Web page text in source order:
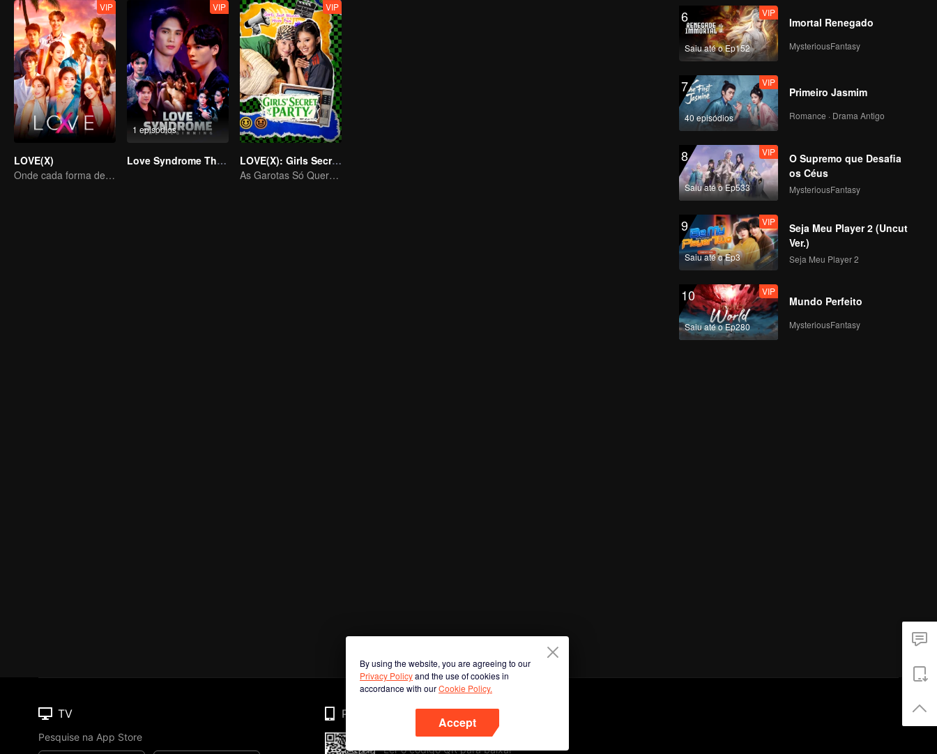
VIP
VIP
Encontram-se no
Pico!
VIP EP8 Bônus-01
VIP EP8 Bônus-02
VIP
VIP
LOVE(X)
Onde cada forma de amor se encontra, cada coração palpita em todas as cores
1 episódios
VIP
Love Syndrome The Beginning Special Episode
VIP
LOVE(X): Girls Secret Party
As Garotas Só Querem Se Divertir
6
Saiu até o Ep152
VIP
Imortal Renegado
MysteriousFantasy
7
40 episódios
VIP
Primeiro Jasmim
Romance · Drama Antigo
8
Saiu até o Ep533
VIP
O Supremo que Desafia
os Céus
MysteriousFantasy
9
Saiu até o Ep3
VIP
Seja Meu Player 2 (Uncut
Ver.)
Seja Meu Player 2
10
Saiu até o Ep280
VIP
Mundo Perfeito
MysteriousFantasy
By using the website, you are agreeing to our
Privacy Policyand the use of cookies in
accordance with ourCookie Policy.
Accept
TV
Pesquise na App Store
Phone
Ler o código QR para baixar